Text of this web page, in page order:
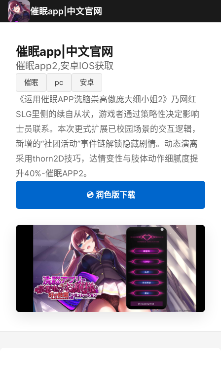
催眠app|中文官网
催眠app|中文官网
催眠app2,安卓IOS获取
催眠 pc 安卓
《运用催眠APP洗脑崇高傲庞大细小姐2》乃网红
SLG里侧的续自从状，游戏者通过策略性决定影响
士员联系。本次更式扩展已校园场景的交互逻辑，
新增的“社团活动”事件链解锁隐藏剧情。动态演离
采用thorn2D技巧，达情变性与肢体动作细腻度提
升40%-催眠APP2。
💿 润色版下载